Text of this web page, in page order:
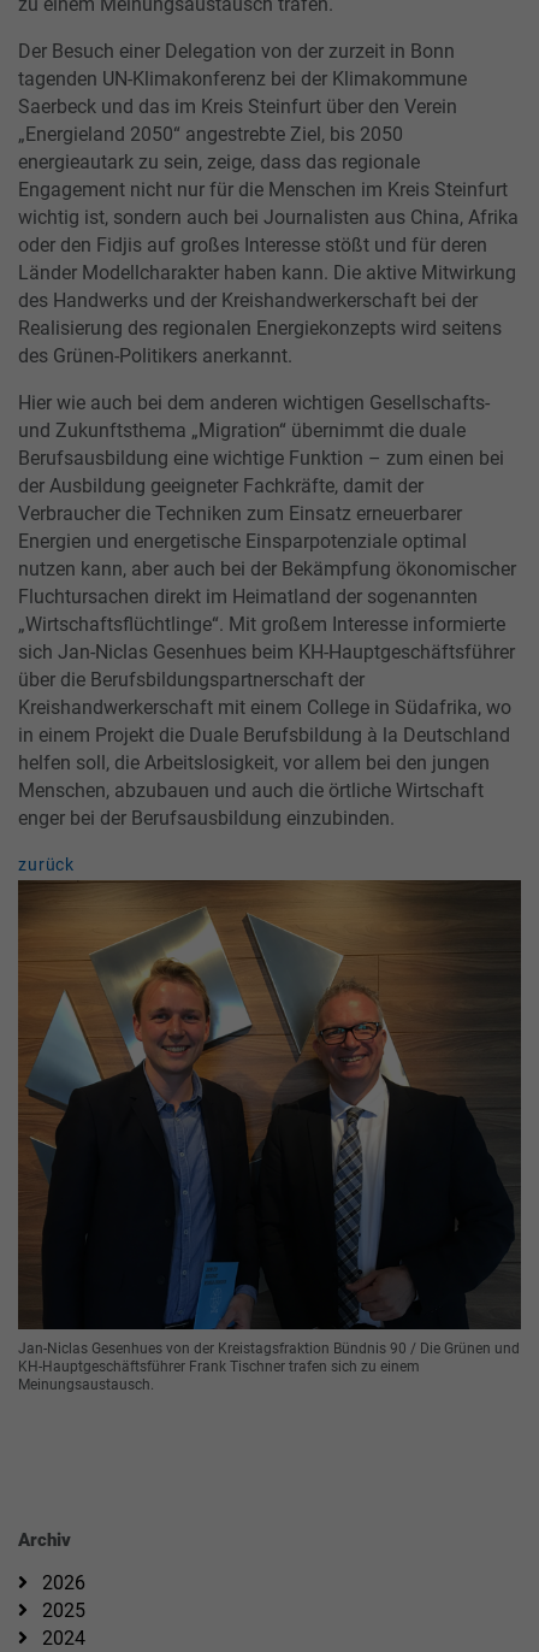
Der Besuch einer Delegation von der zurzeit in Bonn
tagenden UN-Klimakonferenz bei der Klimakommune
Saerbeck und das im Kreis Steinfurt über den Verein
„Energieland 2050“ angestrebte Ziel, bis 2050
energieautark zu sein, zeige, dass das regionale
Engagement nicht nur für die Menschen im Kreis Steinfurt
wichtig ist, sondern auch bei Journalisten aus China, Afrika
oder den Fidjis auf großes Interesse stößt und für deren
Länder Modellcharakter haben kann. Die aktive Mitwirkung
des Handwerks und der Kreishandwerkerschaft bei der
Realisierung des regionalen Energiekonzepts wird seitens
des Grünen-Politikers anerkannt.
Hier wie auch bei dem anderen wichtigen Gesellschafts-
und Zukunftsthema „Migration“ übernimmt die duale
Berufsausbildung eine wichtige Funktion – zum einen bei
der Ausbildung geeigneter Fachkräfte, damit der
Verbraucher die Techniken zum Einsatz erneuerbarer
Energien und energetische Einsparpotenziale optimal
nutzen kann, aber auch bei der Bekämpfung ökonomischer
Fluchtursachen direkt im Heimatland der sogenannten
„Wirtschaftsflüchtlinge“. Mit großem Interesse informierte
sich Jan-Niclas Gesenhues beim KH-Hauptgeschäftsführer
über die Berufsbildungspartnerschaft der
Kreishandwerkerschaft mit einem College in Südafrika, wo
in einem Projekt die Duale Berufsbildung à la Deutschland
helfen soll, die Arbeitslosigkeit, vor allem bei den jungen
Menschen, abzubauen und auch die örtliche Wirtschaft
enger bei der Berufsausbildung einzubinden.
zurück
Jan-Niclas Gesenhues von der Kreistagsfraktion Bündnis 90 / Die Grünen und
KH-Hauptgeschäftsführer Frank Tischner trafen sich zu einem
Meinungsaustausch.
Archiv
2026
2025
2024